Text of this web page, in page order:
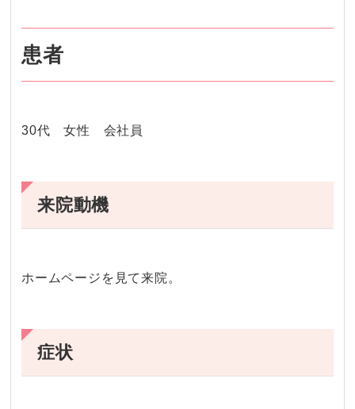
患者
30代 女性 会社員
来院動機
ホームページを見て来院。
症状